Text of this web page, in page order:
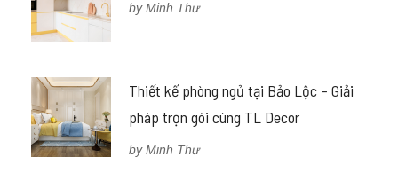
by Minh Thư
Thiết kế phòng ngủ tại Bảo Lộc – Giải
pháp trọn gói cùng TL Decor
by Minh Thư